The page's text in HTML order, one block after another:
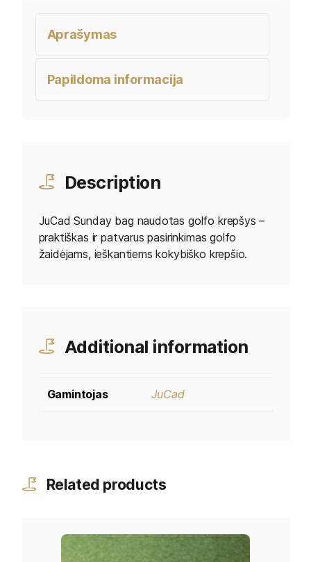
Aprašymas
Papildoma informacija
Description
JuCad Sunday bag naudotas golfo krepšys –
praktiškas ir patvarus pasirinkimas golfo
žaidėjams, ieškantiems kokybiško krepšio.
Additional information
Gamintojas JuCad
Related products